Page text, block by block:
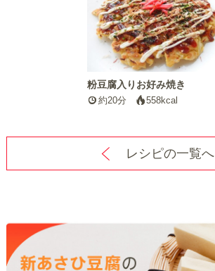
粉豆腐入りお好み焼き
約20分 558kcal
レシピの一覧へ